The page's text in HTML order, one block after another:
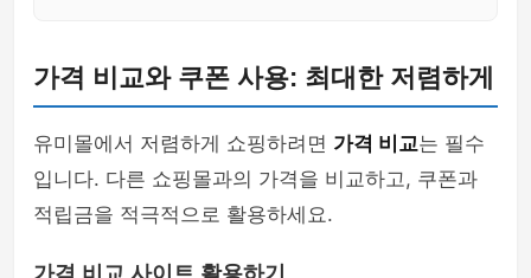
가격 비교와 쿠폰 사용: 최대한 저렴하게
유미몰에서 저렴하게 쇼핑하려면 가격 비교는 필수
입니다. 다른 쇼핑몰과의 가격을 비교하고, 쿠폰과
적립금을 적극적으로 활용하세요.
가격 비교 사이트 활용하기